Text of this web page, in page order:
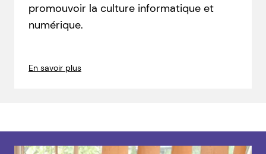
promouvoir la culture informatique et
numérique.
En savoir plus